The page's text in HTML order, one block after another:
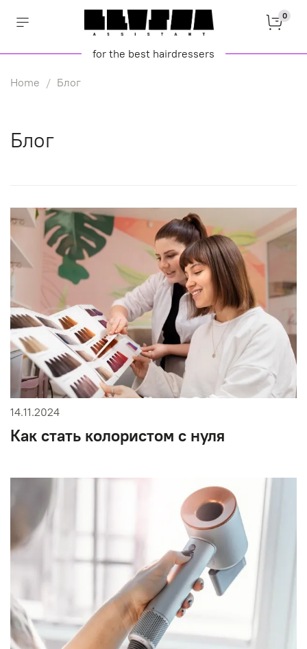
0
for the best hairdressers
Home Блог
Блог
14.11.2024
Как стать колористом с нуля